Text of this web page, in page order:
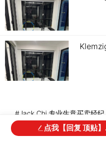
#Jack Chi 专业生意买卖经
买卖方面最卓越的服务，超
先 始终站在客户角度 创新有
点我【回复 顶贴